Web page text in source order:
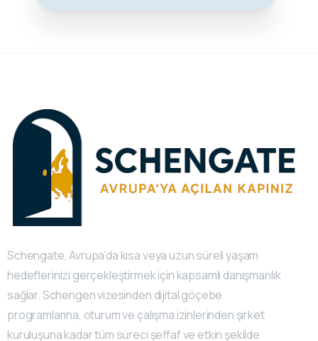
Schengate, Avrupa’da kısa veya uzun süreli yaşam
hedeflerinizi gerçekleştirmek için kapsamlı danışmanlık
sağlar. Schengen vizesinden dijital göçebe
programlarına, oturum ve çalışma izinlerinden şirket
kuruluşuna kadar tüm süreci şeffaf ve etkin şekilde